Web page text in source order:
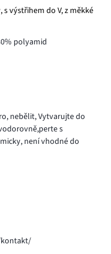
výstřihem do V, z měkké
polyamid
nebělit, Vytvarujte do
s
není vhodné do
kontakt/